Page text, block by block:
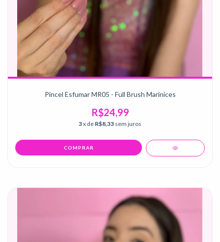
Pincel Esfumar MR05 - Full Brush Marinices
R$24,99
3x de R$8,33 sem juros